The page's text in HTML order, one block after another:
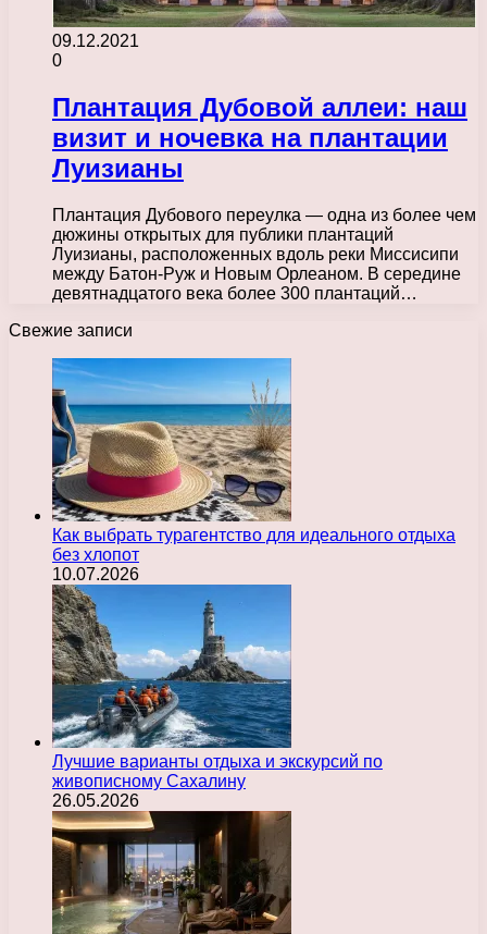
09.12.2021
0
Плантация Дубовой аллеи: наш
визит и ночевка на плантации
Луизианы
Плантация Дубового переулка — одна из более чем
дюжины открытых для публики плантаций
Луизианы, расположенных вдоль реки Миссисипи
между Батон-Руж и Новым Орлеаном. В середине
девятнадцатого века более 300 плантаций…
Свежие записи
Как выбрать турагентство для идеального отдыха
без хлопот
10.07.2026
Лучшие варианты отдыха и экскурсий по
живописному Сахалину
26.05.2026